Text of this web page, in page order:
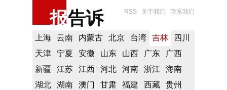
报告诉 RSS 关于我们 联系我们
上海 云南 内蒙古 北京 台湾 吉林
四川
天津
宁夏 安徽 山东 山西 广东
广西
新疆
江苏 江西 河北 河南 浙江
海南
湖北
湖南 澳门 甘肃 福建 西藏
贵州